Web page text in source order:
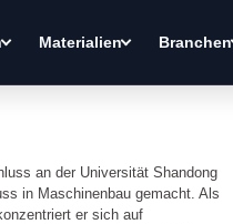
Materialien Branchen
an der Universität Shandong
in Maschinenbau gemacht. Als
er sich auf